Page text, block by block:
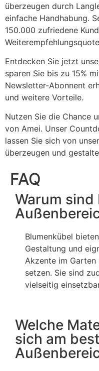
überzeugen durch
einfache Handhabung.
150.000 zufriedene
Entdecken Sie jetzt
sparen Sie bis zu 15%
Newsletter-Abonnent
und weitere Vorteile.
Nutzen Sie die Chance
von Amei. Unser
lassen Sie sich von
überzeugen und
FAQ
Warum sind
Blumenkübel
Gestaltung und
Akzente im
setzen. Sie sind
vielseitig
Welche
sich am